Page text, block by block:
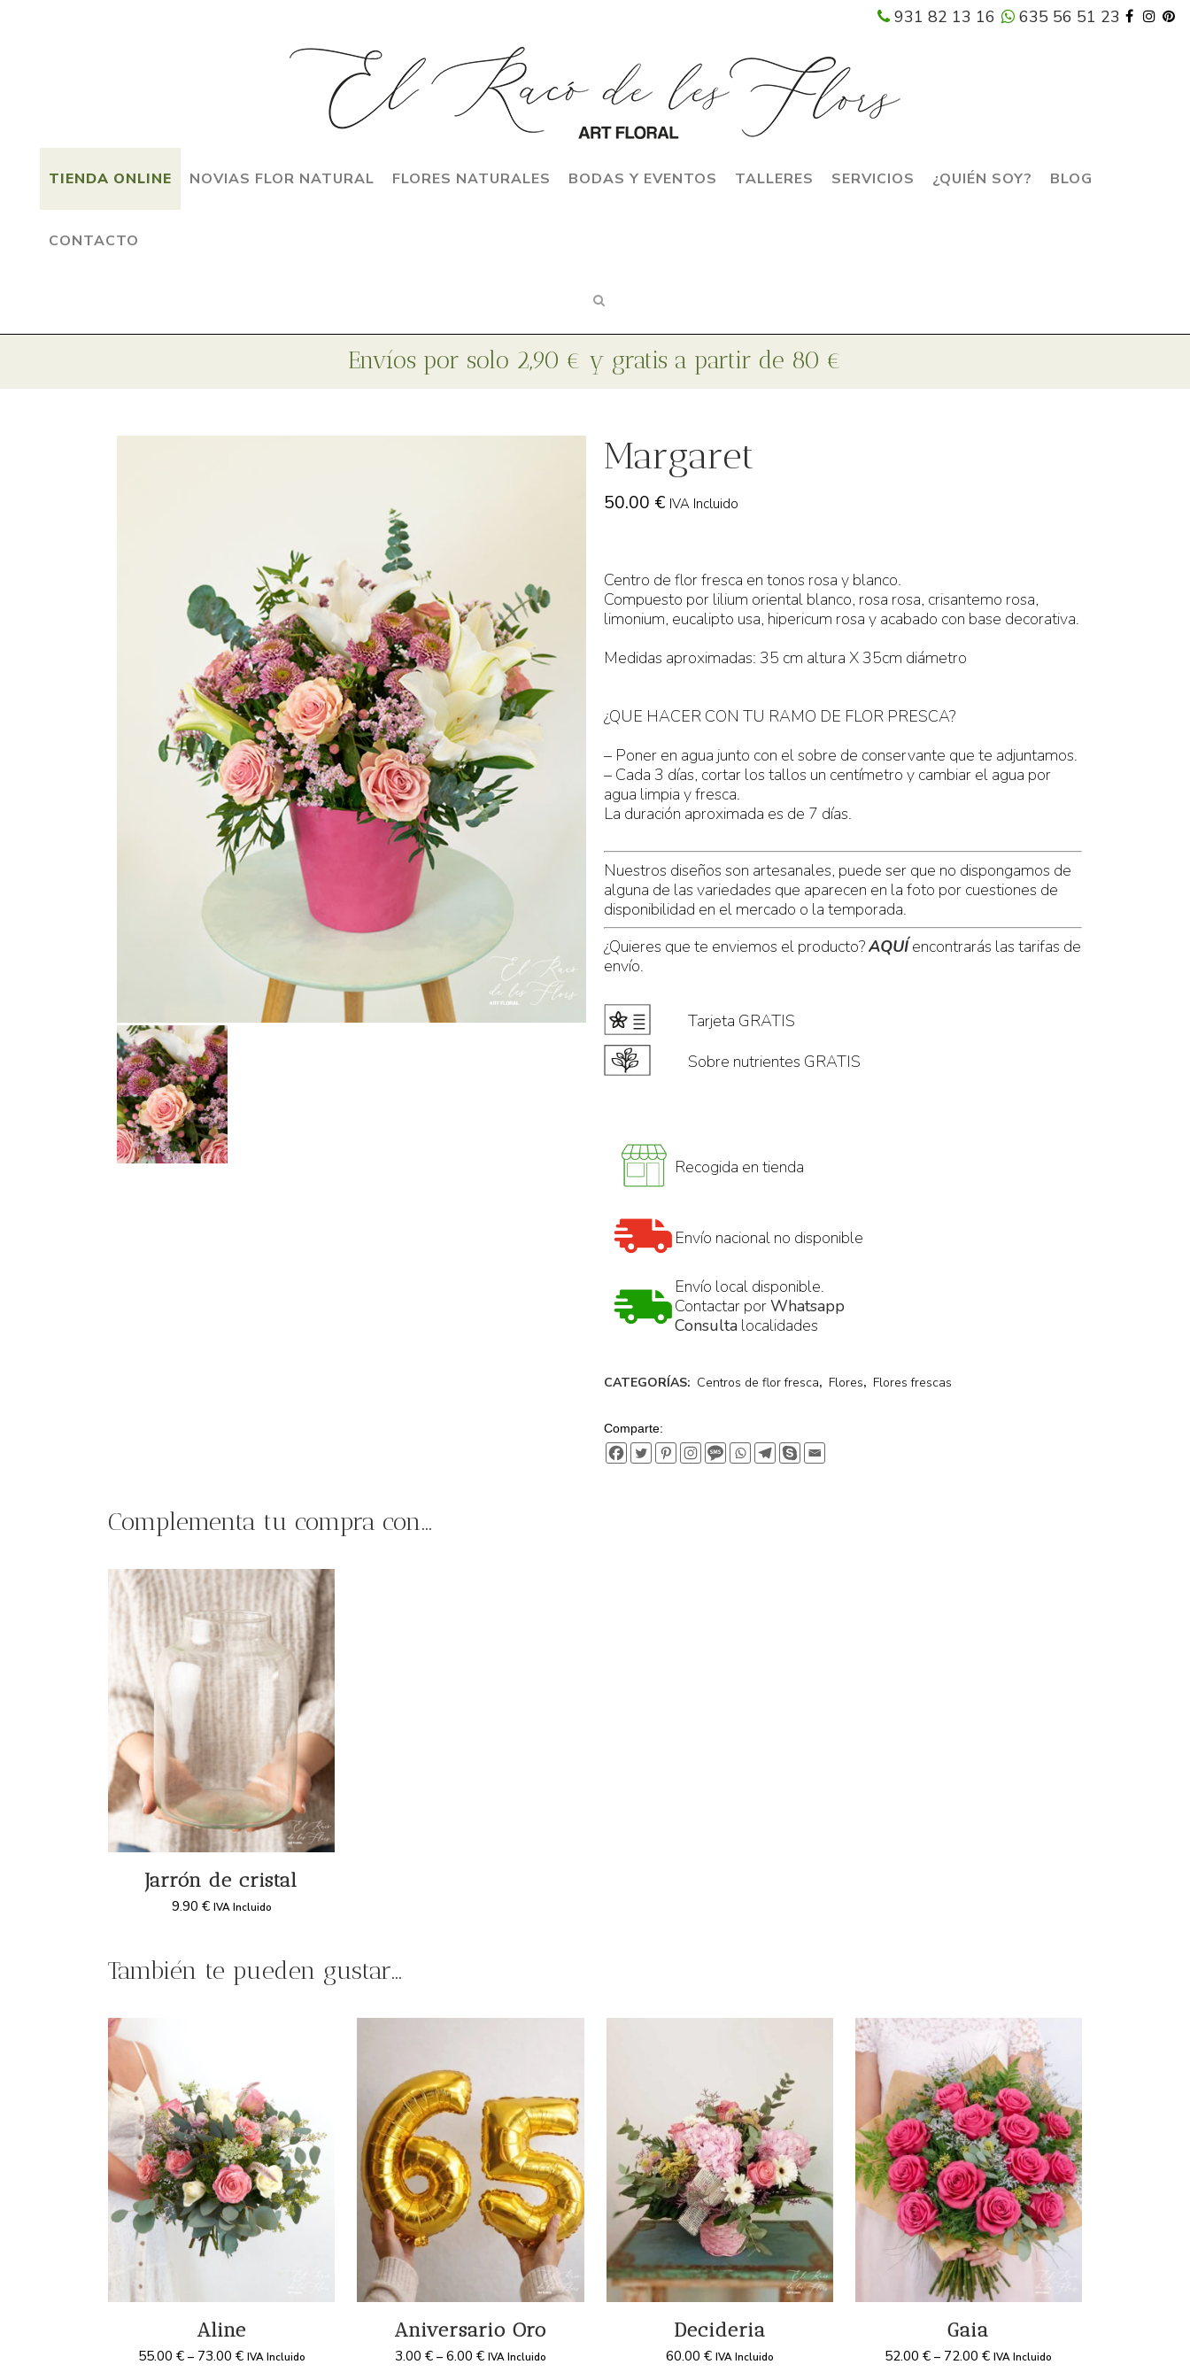
931 82 13 16 635 56 51 23
TIENDA ONLINE NOVIAS FLOR NATURAL FLORES NATURALES BODAS Y EVENTOS TALLERES SERVICIOS ¿QUIÉN SOY? BLOG
CONTACTO
Margaret
50.00 € IVA Incluido
Centro de flor fresca en tonos rosa y blanco.
Compuesto por lilium oriental blanco, rosa rosa, crisantemo rosa,
limonium, eucalipto usa, hipericum rosa y acabado con base decorativa.
Medidas aproximadas: 35 cm altura X 35cm diámetro
¿QUE HACER CON TU RAMO DE FLOR PRESCA?
– Poner en agua junto con el sobre de conservante que te adjuntamos.
– Cada 3 días, cortar los tallos un centímetro y cambiar el agua por
agua limpia y fresca.
La duración aproximada es de 7 días.
Nuestros diseños son artesanales, puede ser que no dispongamos de
alguna de las variedades que aparecen en la foto por cuestiones de
disponibilidad en el mercado o la temporada.
¿Quieres que te enviemos el producto?AQUÍencontrarás las tarifas de
envío.
Tarjeta GRATIS
Sobre nutrientes GRATIS
Recogida en tienda
Envío nacional no disponible
Envío local disponible.
Contactar porWhatsapp
Consulta localidades
CATEGORÍAS: Centros de flor fresca, Flores, Flores frescas
Comparte:
Complementa tu compra con…
Jarrón de cristal
9.90 € IVA Incluido
También te pueden gustar…
Aline
55.00 €– 73.00 € IVA Incluido
Aniversario Oro
3.00 €– 6.00 € IVA Incluido
Decideria
60.00 € IVA Incluido
Gaia
52.00€ – 72.00€ IVA Incluido